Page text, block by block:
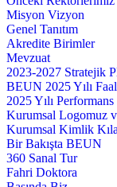
Misyon Vizyon
Genel Tanıtım
Akredite Birimler
Mevzuat
2023-2027 Stratejik
BEUN 2025 Yılı
2025 Yılı Performans
Kurumsal Logomuz
Kurumsal Kimlik
Bir Bakışta BEUN
360 Sanal Tur
Fahri Doktora